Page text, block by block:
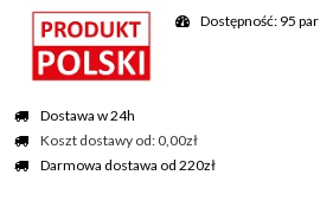
Dostępność: 95 par
Dostawa w 24h
Koszt dostawy od: 0,00zł
Darmowa dostawa od 220zł